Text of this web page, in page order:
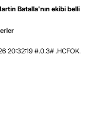
Batalla'nın ekibi belli
20:32:19 #.0.3# .HCFOK.